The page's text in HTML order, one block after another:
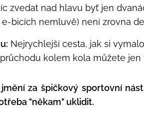
zvedat nad hlavu byť jen
bicích nemluvě) není zrovna
Nejrychlejší cesta, jak si
kolem kola můžete
za špičkový sportovní
"někam" uklidit.